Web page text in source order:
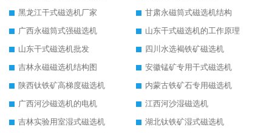
黑龙江干式磁选机厂家
甘肃永磁筒式磁选机结构
广西永磁筒式强磁选机
山东干式磁选机的工作原理
山东干式磁选机批发
四川水选褐铁矿磁选机
吉林永磁磁选机结构图
安徽锰矿专用干式磁选机
陕西钛铁矿高梯度磁选机
内蒙古铁矿石专用磁选机
广西河沙磁选机的电机
江西河沙湿磁选机
吉林实验用室湿式磁选机
湖北钛铁矿湿式磁选机